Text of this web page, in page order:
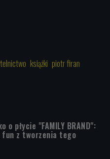
książki piotr firan
o płycie "FAMILY BRAND":
fun z tworzenia tego